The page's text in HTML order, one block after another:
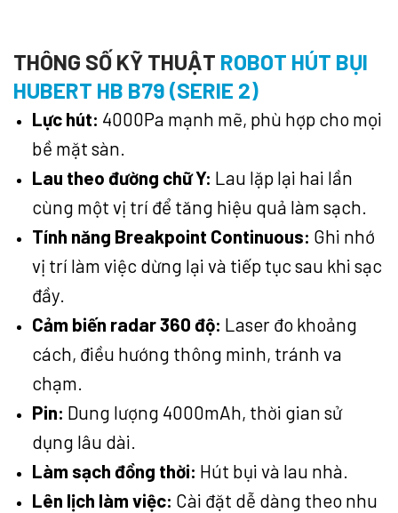
THÔNG SỐ KỸ THUẬT ROBOT HÚT BỤI
HUBERT HB B79 (SERIE 2)
Lực hút: 4000Pa mạnh mẽ, phù hợp cho mọi
bề mặt sàn.
Lau theo đường chữ Y: Lau lặp lại hai lần
cùng một vị trí để tăng hiệu quả làm sạch.
Tính năng Breakpoint Continuous: Ghi nhớ
vị trí làm việc dừng lại và tiếp tục sau khi sạc
đầy.
Cảm biến radar 360 độ: Laser đo khoảng
cách, điều hướng thông minh, tránh va
chạm.
Pin: Dung lượng 4000mAh, thời gian sử
dụng lâu dài.
Làm sạch đồng thời: Hút bụi và lau nhà.
Lên lịch làm việc: Cài đặt dễ dàng theo nhu